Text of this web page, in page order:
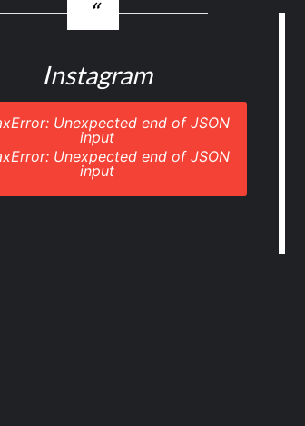
Instagram
Unexpected end of JSON
input
Unexpected end of JSON
input